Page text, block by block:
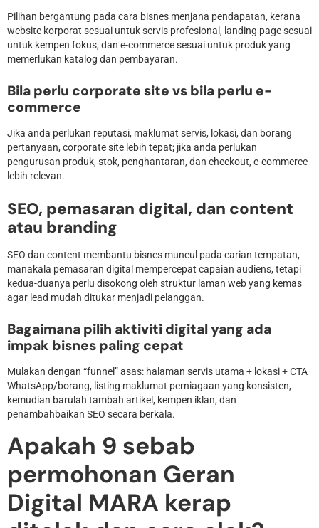
Pilihan bergantung pada cara bisnes menjana pendapatan, kerana
website korporat sesuai untuk servis profesional, landing page sesuai
untuk kempen fokus, dan e-commerce sesuai untuk produk yang
memerlukan katalog dan pembayaran.
Bila perlu corporate site vs bila perlu e-
commerce
Jika anda perlukan reputasi, maklumat servis, lokasi, dan borang
pertanyaan, corporate site lebih tepat; jika anda perlukan
pengurusan produk, stok, penghantaran, dan checkout, e-commerce
lebih relevan.
SEO, pemasaran digital, dan content
atau branding
SEO dan content membantu bisnes muncul pada carian tempatan,
manakala pemasaran digital mempercepat capaian audiens, tetapi
kedua-duanya perlu disokong oleh struktur laman web yang kemas
agar lead mudah ditukar menjadi pelanggan.
Bagaimana pilih aktiviti digital yang ada
impak bisnes paling cepat
Mulakan dengan “funnel” asas: halaman servis utama + lokasi + CTA
WhatsApp/borang, listing maklumat perniagaan yang konsisten,
kemudian barulah tambah artikel, kempen iklan, dan
penambahbaikan SEO secara berkala.
Apakah 9 sebab
permohonan Geran
Digital MARA kerap